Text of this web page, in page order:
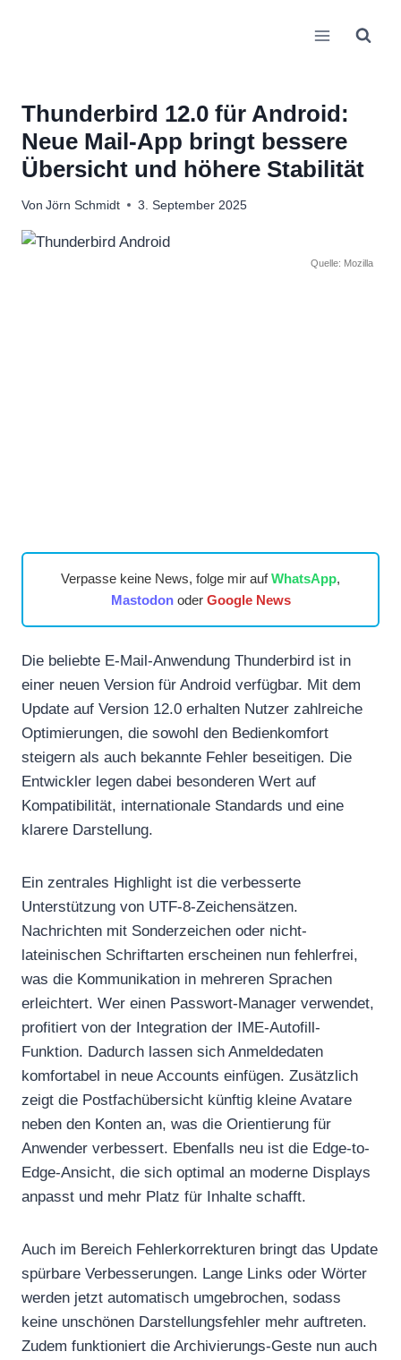
Thunderbird 12.0 für Android:
Neue Mail-App bringt bessere
Übersicht und höhere Stabilität
Von Jörn Schmidt 3. September 2025
Quelle: Mozilla
Verpasse keine News, folge mir aufWhatsApp,
Mastodonoder Google News
Die beliebte E-Mail-Anwendung Thunderbird ist in
einer neuen Version für Android verfügbar. Mit dem
Update auf Version 12.0 erhalten Nutzer zahlreiche
Optimierungen, die sowohl den Bedienkomfort
steigern als auch bekannte Fehler beseitigen. Die
Entwickler legen dabei besonderen Wert auf
Kompatibilität, internationale Standards und eine
klarere Darstellung.
Ein zentrales Highlight ist die verbesserte
Unterstützung von UTF-8-Zeichensätzen.
Nachrichten mit Sonderzeichen oder nicht-
lateinischen Schriftarten erscheinen nun fehlerfrei,
was die Kommunikation in mehreren Sprachen
erleichtert. Wer einen Passwort-Manager verwendet,
profitiert von der Integration der IME-Autofill-
Funktion. Dadurch lassen sich Anmeldedaten
komfortabel in neue Accounts einfügen. Zusätzlich
zeigt die Postfachübersicht künftig kleine Avatare
neben den Konten an, was die Orientierung für
Anwender verbessert. Ebenfalls neu ist die Edge-to-
Edge-Ansicht, die sich optimal an moderne Displays
anpasst und mehr Platz für Inhalte schafft.
Auch im Bereich Fehlerkorrekturen bringt das Update
spürbare Verbesserungen. Lange Links oder Wörter
werden jetzt automatisch umgebrochen, sodass
keine unschönen Darstellungsfehler mehr auftreten.
Zudem funktioniert die Archivierungs-Geste nun auch